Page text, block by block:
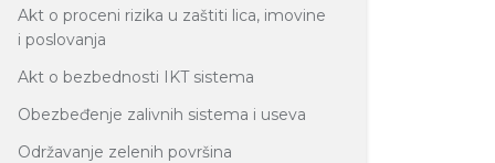
Akt o proceni rizika u zaštiti lica, imovine
i poslovanja
Akt o bezbednosti IKT sistema
Obezbeđenje zalivnih sistema i useva
Održavanje zelenih površina